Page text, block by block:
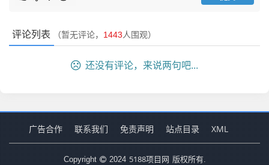
评论列表 （暂无评论， 1443人围观）
还没有评论，来说两句吧...
广告合作 联系我们 免责声明 站点目录 XML
Copyright 2024 5188项目网 版权所有.